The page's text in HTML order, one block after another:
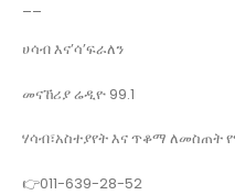
ሀሳብ እና’ሳ’ፍራለን
መናኸሪያ ሬዲዮ 99.1
ሃሳብ፣አስተያየት እና ጥቆማ
👉011-639-28-52